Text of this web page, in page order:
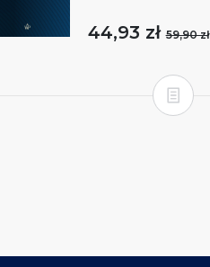
44,93 zł59,90 zł